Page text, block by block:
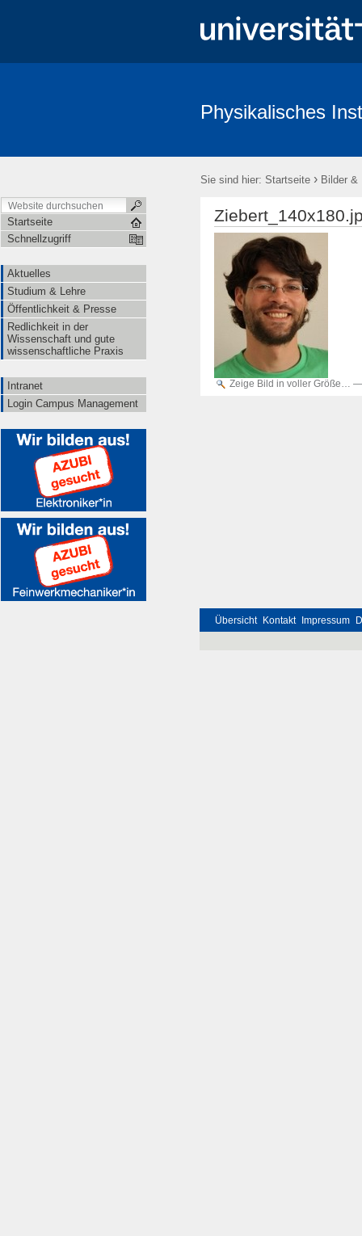
Physikalisches
Sie sind hier: Startseite › Bilder &
Startseite
Schnellzugriff
Aktuelles
Studium & Lehre
Öffentlichkeit & Presse
Redlichkeit in der
Wissenschaft und gute
wissenschaftliche Praxis
Intranet
Login Campus Management
Zeige Bild in voller Größe…
Übersicht Kontakt Impressum